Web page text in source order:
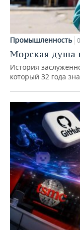
Промышленность
Морская душа
История
который 32 года